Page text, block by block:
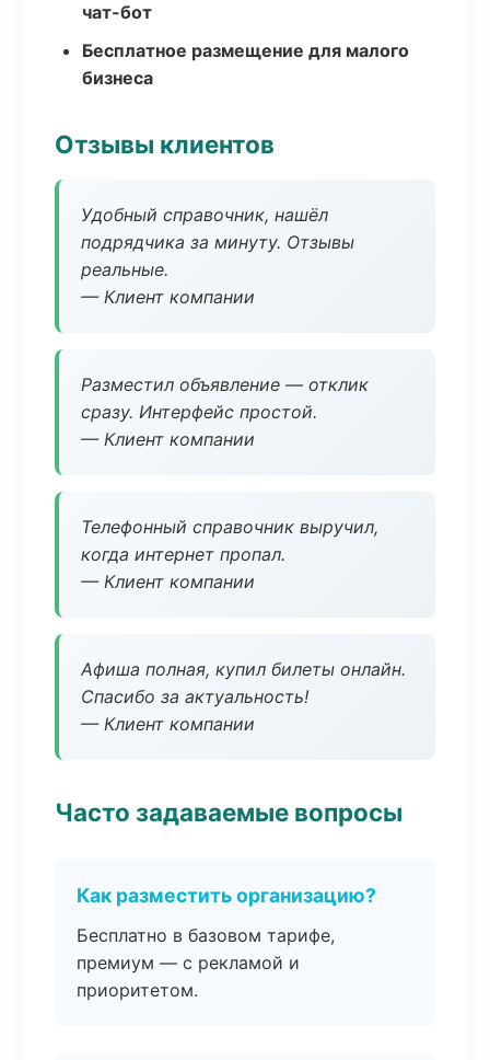
чат-бот
Бесплатное размещение для малого
бизнеса
Отзывы клиентов
Удобный справочник, нашёл
подрядчика за минуту. Отзывы
реальные.
— Клиент компании
Разместил объявление — отклик
сразу. Интерфейс простой.
— Клиент компании
Телефонный справочник выручил,
когда интернет пропал.
— Клиент компании
Афиша полная, купил билеты онлайн.
Спасибо за актуальность!
— Клиент компании
Часто задаваемые вопросы
Как разместить организацию?
Бесплатно в базовом тарифе,
премиум — с рекламой и
приоритетом.